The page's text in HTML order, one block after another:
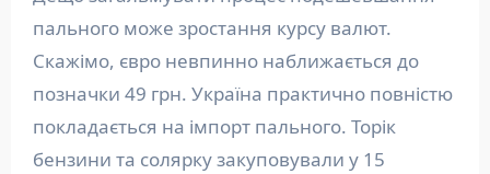
пального може зростання курсу валют.
Скажімо, євро невпинно наближається до
позначки 49 грн. Україна практично повністю
покладається на імпорт пального. Торік
бензини та солярку закуповували у 15